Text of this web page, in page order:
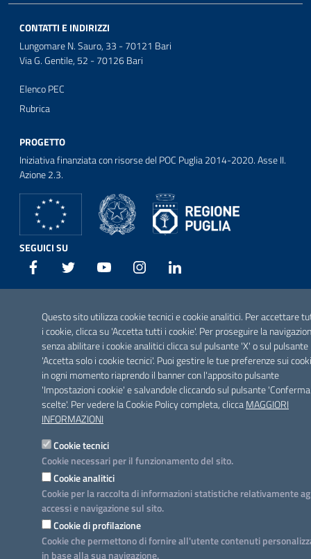
Questo sito utilizza cookie tecnici e cookie analitici. Per accettare
i cookie, clicca su 'Accetta tutti i cookie'. Per proseguire la
senza abilitare i cookie analitici clicca sul pulsante 'X' o sul pulsante
'Accetta solo i cookie tecnici'. Puoi gestire le tue preferenze sui
in ogni momento riaprendo il banner con l'apposito pulsante
'Impostazioni cookie' e salvandole cliccando sul pulsante
scelte'. Per vedere la Cookie Policy completa, cliccaMAGGIORI
INFORMAZIONI
Cookie tecnici
Cookie necessari per il funzionamento del sito.
Cookie analitici
Cookie per la raccolta di informazioni statistiche relativamente
accessi e navigazione sul sito.
Cookie di profilazione
Cookie che permettono di fornire all'utente contenuti
in base alla sua navigazione.
CONTATTI E INDIRIZZI
Lungomare N. Sauro, 33 - 70121 Bari
Via G. Gentile, 52 - 70126 Bari
Elenco PEC
Rubrica
PROGETTO
Iniziativa finanziata con risorse del POC Puglia 2014-2020. Asse II.
Azione 2.3.
SEGUICI SU
Facebook Twitter Youtube Instagram